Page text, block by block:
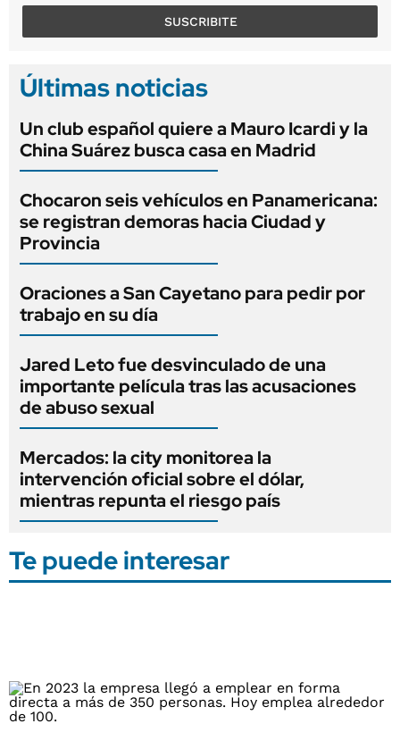
SUSCRIBITE
Últimas noticias
Un club español quiere a Mauro Icardi y la
China Suárez busca casa en Madrid
Chocaron seis vehículos en Panamericana:
se registran demoras hacia Ciudad y
Provincia
Oraciones a San Cayetano para pedir por
trabajo en su día
Jared Leto fue desvinculado de una
importante película tras las acusaciones
de abuso sexual
Mercados: la city monitorea la
intervención oficial sobre el dólar,
mientras repunta el riesgo país
Te puede interesar